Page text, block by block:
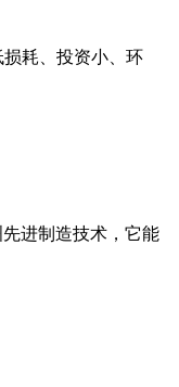
耗、投资小、环
进制造技术，它能